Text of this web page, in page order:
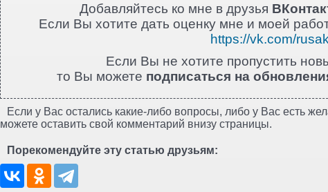
Добавляйтесь ко мне в друзья
Если Вы хотите дать оценку мне и моей
https://vk.com/
Если Вы не хотите пропустить
то Вы можете подписаться на
Если у Вас остались какие-либо вопросы, либо у Вас есть
можете оставить свой комментарий внизу страницы.
Порекомендуйте эту статью друзьям: